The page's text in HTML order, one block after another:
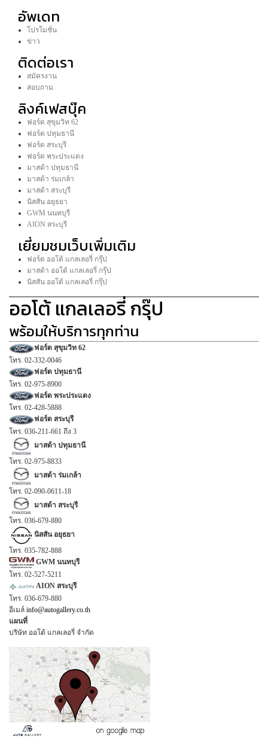
อัพเดท
โปรโมชั่น
ข่าว
ติดต่อเรา
สมัครงาน
สอบถาม
ลิงค์เฟสบุ๊ค
ฟอร์ด สุขุมวิท 62
ฟอร์ด ปทุมธานี
ฟอร์ด สระบุรี
ฟอร์ด พระประแดง
มาสด้า ปทุมธานี
มาสด้า ร่มเกล้า
มาสด้า สระบุรี
นิสสัน อยุธยา
GWM นนทบุรี
AION สระบุรี
เยี่ยมชมเว็บเพิ่มเติม
ฟอร์ด ออโต้ แกลเลอรี่ กรุ๊ป
มาสด้า ออโต้ แกลเลอรี่ กรุ๊ป
นิสสัน ออโต้ แกลเลอรี่ กรุ๊ป
ออโต้ แกลเลอรี่ กรุ๊ป
พร้อมให้บริการทุกท่าน
ฟอร์ด สุขุมวิท 62
โทร. 02-332-0046
ฟอร์ด ปทุมธานี
โทร. 02-975-8900
ฟอร์ด พระประแดง
โทร. 02-428-5888
ฟอร์ด สระบุรี
โทร. 036-211-661 ถึง 3
มาสด้า ปทุมธานี
โทร. 02-975-8833
มาสด้า ร่มเกล้า
โทร. 02-090-0611-18
มาสด้า สระบุรี
โทร. 036-679-880
นิสสัน อยุธยา
โทร. 035-782-888
GWM นนทบุรี
โทร. 02-527-5211
AION สระบุรี
โทร. 036-679-880
อีเมล์ info@autogallery.co.th
แผนที่
บริษัท ออโต้ แกลเลอรี่ จำกัด